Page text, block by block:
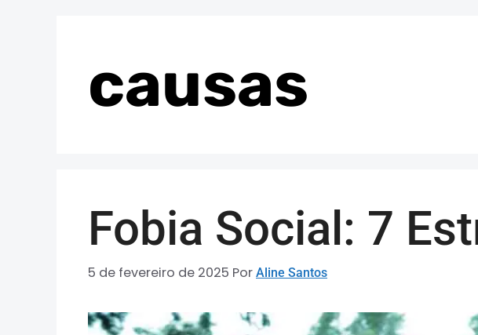
causas
Fobia Social: 7
5 de fevereiro de 2025 Por Aline Santos